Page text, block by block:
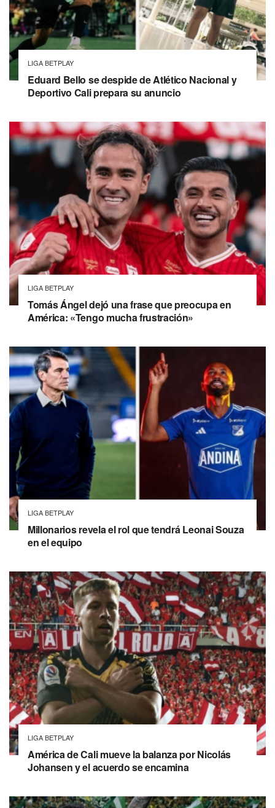
LIGA BETPLAY
Eduard Bello se despide de Atlético Nacional y
Deportivo Cali prepara su anuncio
LIGA BETPLAY
Tomás Ángel dejó una frase que preocupa en
América: «Tengo mucha frustración»
LIGA BETPLAY
Millonarios revela el rol que tendrá Leonai Souza
en el equipo
LIGA BETPLAY
América de Cali mueve la balanza por Nicolás
Johansen y el acuerdo se encamina